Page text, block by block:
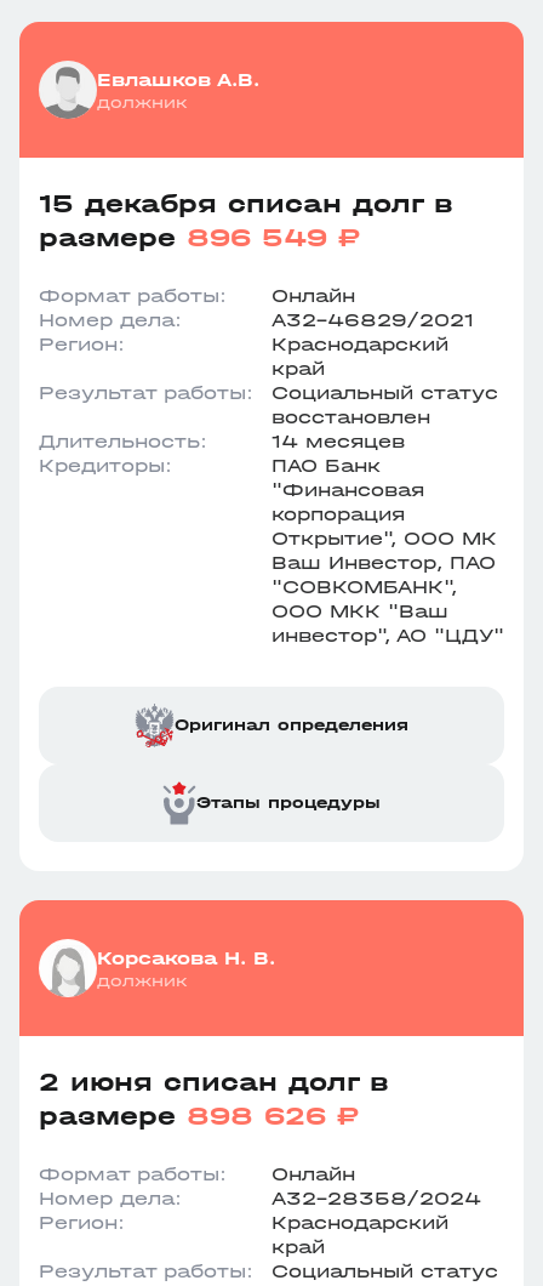
Евлашков А.В.
должник
15 декабря списан долг в
размере 896 549 ₽
Формат работы:
Онлайн
Номер дела:
А32-46829/2021
Регион:
Краснодарский
край
Результат работы:
Социальный статус
восстановлен
Длительность:
14 месяцев
Кредиторы:
ПАО Банк
"Финансовая
корпорация
Открытие", ООО МК
Ваш Инвестор, ПАО
"СОВКОМБАНК",
ООО МКК "Ваш
инвестор", АО "ЦДУ"
Оригинал определения
Этапы процедуры
Корсакова Н. В.
должник
2 июня списан долг в
размере 898 626 ₽
Формат работы:
Онлайн
Номер дела:
А32-28358/2024
Регион:
Краснодарский
край
Результат работы:
Социальный статус